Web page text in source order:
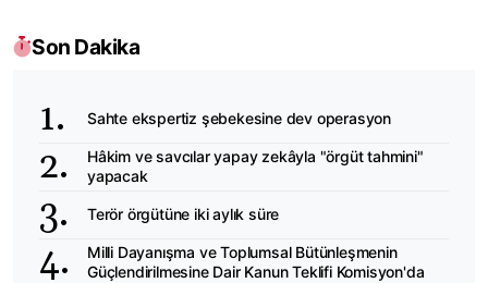
Son Dakika
Sahte ekspertiz şebekesine dev operasyon
Hâkim ve savcılar yapay zekâyla "örgüt tahmini"
yapacak
Terör örgütüne iki aylık süre
Milli Dayanışma ve Toplumsal Bütünleşmenin
Güçlendirilmesine Dair Kanun Teklifi Komisyon'da